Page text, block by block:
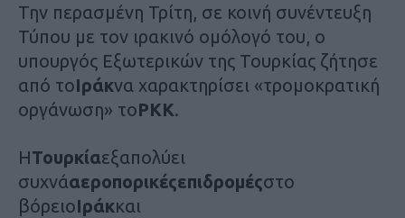
Την περασμένη Τρίτη, σε κοινή συνέντευξη
Τύπου με τον ιρακινό ομόλογό του, ο
υπουργός Εξωτερικών της Τουρκίας ζήτησε
από τοΙράκνα χαρακτηρίσει «τρομοκρατική
οργάνωση» τοPKK.
ΗΤουρκίαεξαπολύει
συχνάαεροπορικέςεπιδρομέςστο
βόρειοΙράκκαι